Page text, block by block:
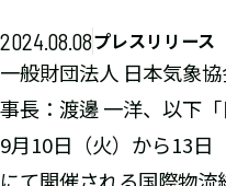
2024.08.08プレスリリース
一般財団法人 日本気象
事長：渡邊 一洋、以下
9月10日（火）から13日